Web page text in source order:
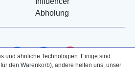
Abholung
und ähnliche Technologien. Einige sind
den Warenkorb), andere helfen uns, unser